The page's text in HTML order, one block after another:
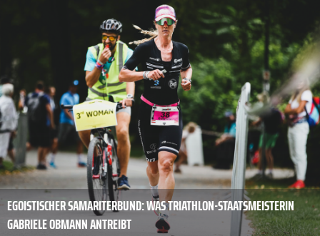
EGOISTISCHER SAMARITERBUND: WAS TRIATHLON-STAATSMEISTERIN
GABRIELE OBMANN ANTREIBT